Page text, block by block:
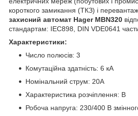
короткого замикання (ТКЗ) і
захисний автомат Hager MBN320
стандартам: IEC898, DIN VDE0641
Характеристики:
Число полюсів: 3
Комутаційна здатність: 6 кА
Номінальний струм: 20А
Характеристика розчіплення: В
Робоча напруга: 230/400 В